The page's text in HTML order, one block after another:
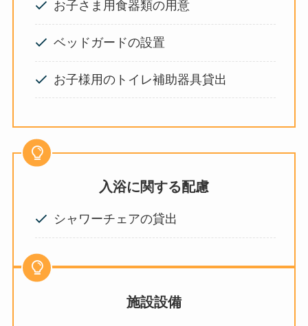
お子さま用食器類の用意
ベッドガードの設置
お子様用のトイレ補助器具貸出
入浴に関する配慮
シャワーチェアの貸出
施設設備